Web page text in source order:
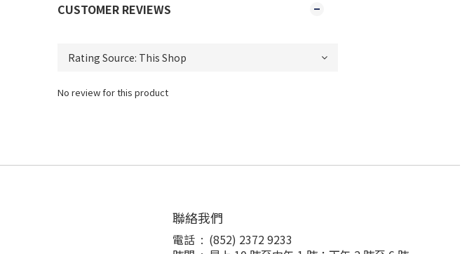
CUSTOMER REVIEWS
No review for this product
聯絡我們
電話 : (852) 2372 9233